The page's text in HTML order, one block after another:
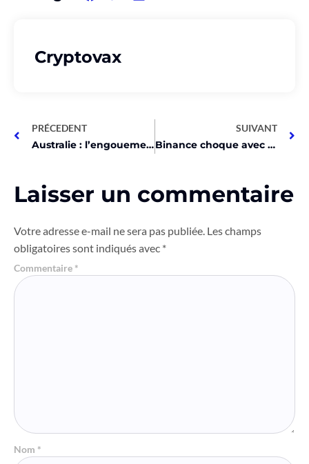
Cryptovax
PRÉCEDENT
Australie : l’engouement pour le Bitcoin explose après les USA !
SUIVANT
Binance choque avec une limite de prix USDT au Nigeria!
Laisser un commentaire
Votre adresse e-mail ne sera pas publiée. Les champs
obligatoires sont indiqués avec *
Commentaire *
Nom *